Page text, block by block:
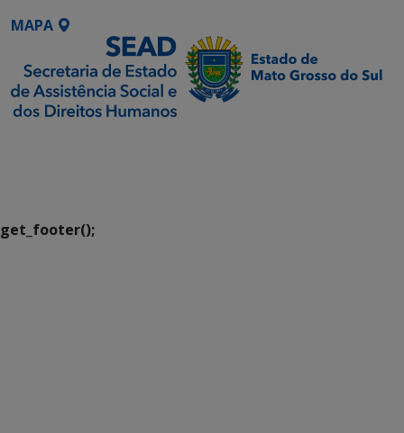
MAPA
get_footer();